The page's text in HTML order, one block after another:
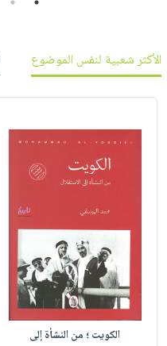
الأكثر شعبية لنفس الموضوع
الكويت ؛ من النشأة إلى